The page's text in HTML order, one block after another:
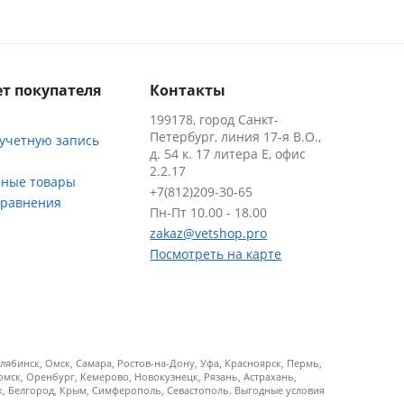
покупателя
запись
товары
Контакты
199178, город Санкт-
Петербург, линия 17-я В.О.,
д. 54 к. 17 литера Е, офис
2.2.17
+7(812)209-30-65
Пн-Пт 10.00 - 18.00
zakaz@vetshop.pro
Посмотреть на карте
Омск, Самара, Ростов-на-Дону, Уфа, Красноярск, Пермь,
Оренбург, Кемерово, Новокузнецк, Рязань, Астрахань,
Белгород, Крым, Симферополь, Севастополь. Выгодные условия